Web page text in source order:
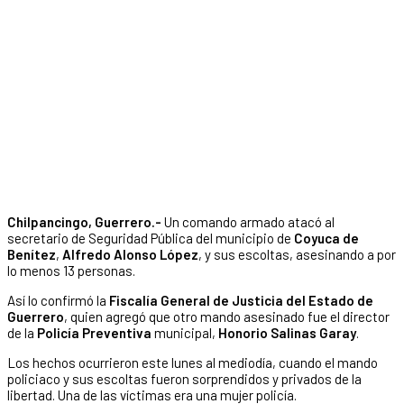
Chilpancingo, Guerrero.- Un comando armado atacó al
secretario de Seguridad Pública del municipio de Coyuca de
Benítez, Alfredo Alonso López, y sus escoltas, asesinando a por
lo menos 13 personas.
Así lo confirmó la Fiscalía General de Justicia del Estado de
Guerrero, quien agregó que otro mando asesinado fue el director
de la Policía Preventiva municipal, Honorio Salinas Garay.
Los hechos ocurrieron este lunes al mediodía, cuando el mando
policiaco y sus escoltas fueron sorprendidos y privados de la
libertad. Una de las víctimas era una mujer policía.